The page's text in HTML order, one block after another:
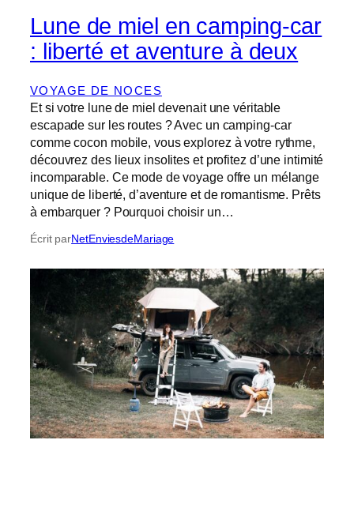
Lune de miel en camping-car
: liberté et aventure à deux
VOYAGE DE NOCES
Et si votre lune de miel devenait une véritable
escapade sur les routes ? Avec un camping-car
comme cocon mobile, vous explorez à votre rythme,
découvrez des lieux insolites et profitez d’une intimité
incomparable. Ce mode de voyage offre un mélange
unique de liberté, d’aventure et de romantisme. Prêts
à embarquer ? Pourquoi choisir un…
Écrit parNetEnviesdeMariage